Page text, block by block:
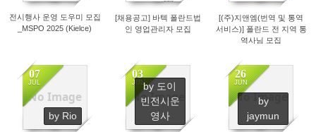
전시행사 운영 도우미 모집
_MSPO 2025 (Kielce)
[채용공고] 바텍 폴란드법
인 영업관리자 모집
[(주)지앤엠(번역 및 통역
서비스)] 폴란드 전 지역 통
역사님 모집
No Image
07
JUL
by Rio
938 No Image
03
JUL by 도이
빈전시운
영사
919 No Image
26
JUN
by
jaymun
929